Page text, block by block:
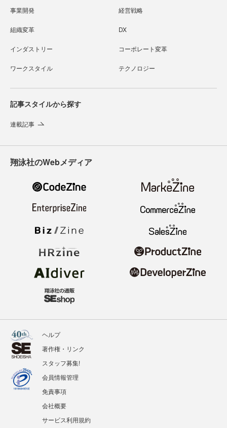
事業開発 経営戦略
組織変革 DX
インダストリー コーポレート変革
ワークスタイル テクノロジー
記事スタイルから探す
連載記事
翔泳社のWebメディア
ヘルプ
著作権・リンク
スタッフ募集!
会員情報管理
免責事項
会社概要
サービス利用規約